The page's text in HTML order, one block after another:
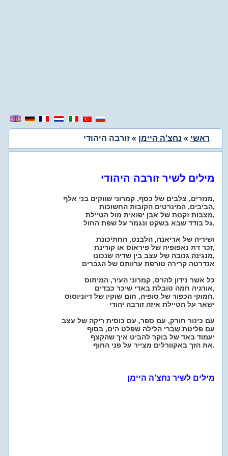
ראשי » נחצ'ה היימן » זורבה היהודי
מילים לשיר זורבה היהודי
מנזרים, צלבים של כסף, קמרוני שווקים בני אלף,
הביבים, המינרטים הקובות החשוכות,
מצבות זקנות של אבן יפואית מול הטיילת,
גל בודד שבא בשקט ונגמר על שפת החול.
ושיריה של אריאנה, הלבנט, החתיכונת
זכר דת נאפופיה של פיראוס או קורינת,
מנגינה גנובה של עצב בין שדיה שנכונו,
אנדרטה קרירה טורפת ערוותם של הגברים
כל אשר נידון להרס, קמרוני העיר, המיתוס
אורגיה חמה טובלת באדי שיכר כבדים,
חמוקי הכפור של סופיה, חום שוקיו של דיוניוסוס.
ישאר על הטיילת איזה זורבה יהודי
עם כינור חורק, עם ספר, עם כוסית ריקה של עצב
עם פליטת שברי הלילה שפלט הים, בסוף
יעמוד באד של בוקר להביט איך שהקצף
את הזך באקוורלים מצייר על פני החוף.
מילים לשיר נחצ'ה היימן